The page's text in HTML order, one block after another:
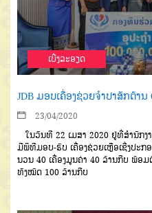
ເບີ່ງລະອຽດ
JDB ມອບເຄື່ອງຊ່ວຍຈໍາປາສັກຕ້ານ
23/04/2020
ໃນວັນທີ 22 ເມສາ 2020 ຢູ່ທີ່ສໍານັກງ
ມີພິທີມອບ-ຮັບ ເຄື່ອງຊ່ວຍເຫຼືອເຊີ່ງປະກ
ນວນ 40 ເຄື່ອງມູນຄ່າ 40 ລ້ານກີບ ພ້ອມ
ທັງໝົດ 100 ລ້ານກີບ